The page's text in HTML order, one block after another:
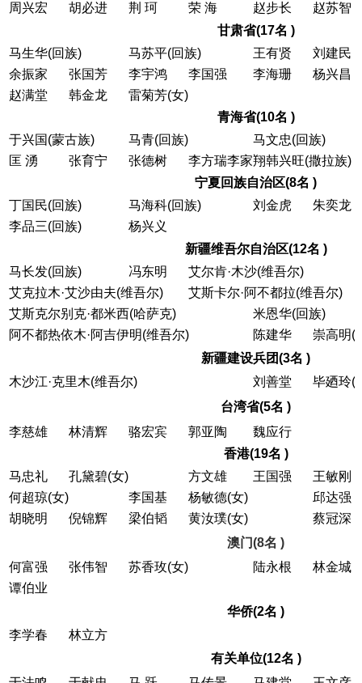
周兴宏
胡必进 荆 珂 荣 海 赵步长
赵苏智
甘肃省(17名 )
马生华(回族)
马苏平(回族) 王有贤
刘建民
余振家
张国芳 李宇鸿 李国强 李海珊
杨兴昌
赵满堂
韩金龙
雷菊芳(女)
青海省(10名 )
于兴国(蒙古族)
马青(回族)
马文忠(回族)
匡 湧
张育宁 张德树
李方瑞李家翔韩兴旺(撒拉族)
宁夏回族自治区(8名 )
丁国民(回族)
马海科(回族) 刘金虎
朱奕龙
李品三(回族)
杨兴义
新疆维吾尔自治区(12名 )
马长发(回族)
冯东明
艾尔肯·木沙(维吾尔)
艾克拉木·艾沙由夫(维吾尔)
艾斯卡尔·阿不都拉(维吾尔)
艾斯克尔别克·都米西(哈萨克)
米恩华(回族)
阿不都热依木·阿吉伊明(维吾尔)
陈建华
崇高明(
新疆建设兵团(3名 )
木沙江·克里木(维吾尔)
刘善堂
毕廼玲(
台湾省(5名 )
李慈雄
林清辉 骆宏宾 郭亚陶
魏应行
香港(19名 )
马忠礼
孔黛碧(女) 方文雄 王国强
王敏刚
何超琼(女)
李国基 杨敏德(女)
邱达强
胡晓明
倪锦辉 梁伯韬 黄汝璞(女)
蔡冠深
澳门(8名 )
何富强
张伟智 苏香玫(女) 陆永根
林金城
谭伯业
华侨(2名 )
李学春
林立方
有关单位(12名 )